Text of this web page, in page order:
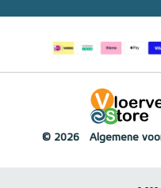
© 2026 Algemene